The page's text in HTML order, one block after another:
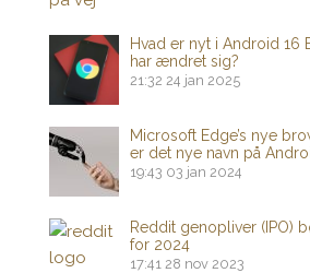
Hvad er nyt i Android 16
har ændret sig?
21:32 24 jan 2025
Microsoft Edge’s nye
er det nye navn på
19:43 03 jan 2024
Reddit genopliver (IPO)
for 2024
17:41 28 nov 2023